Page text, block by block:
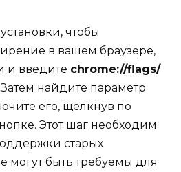
чтобы
в вашем браузере,
и введите chrome://flags/
найдите параметр
его, щелкнув по
Этот шаг необходим
старых
могут быть требуемы для